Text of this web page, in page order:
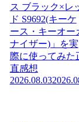
ス ブラック×レ
ド S9692(キーケ
ース・キーオー
ナイザー)」を実
際に使ってみた
直感想
2026.08.03